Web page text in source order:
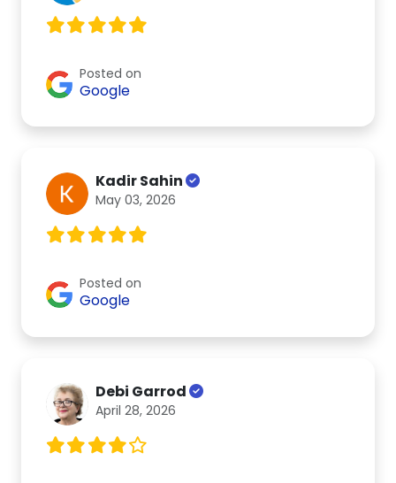
Posted on
Google
Kadir Sahin
May 03, 2026
Posted on
Google
Debi Garrod
April 28, 2026